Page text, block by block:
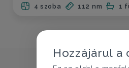
4 szoba 112 nm 1
Hozzájárul a